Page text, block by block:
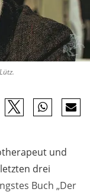
und
drei
Buch „Der